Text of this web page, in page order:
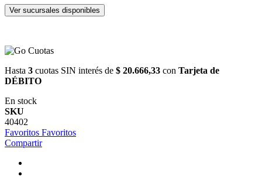
Ver sucursales disponibles
Hasta 3 cuotas SIN interés de $ 20.666,33 con Tarjeta de
DÉBITO
En stock
SKU
40402
Favoritos Favoritos
Compartir